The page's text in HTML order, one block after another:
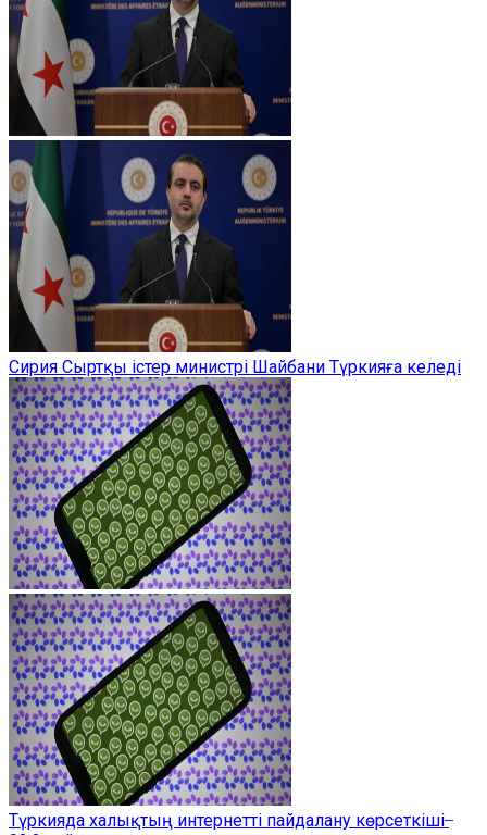
Сирия Сыртқы істер министрі Шайбани Түркияға келеді
Түркияда халықтың интернетті пайдалану көрсеткіші ̶